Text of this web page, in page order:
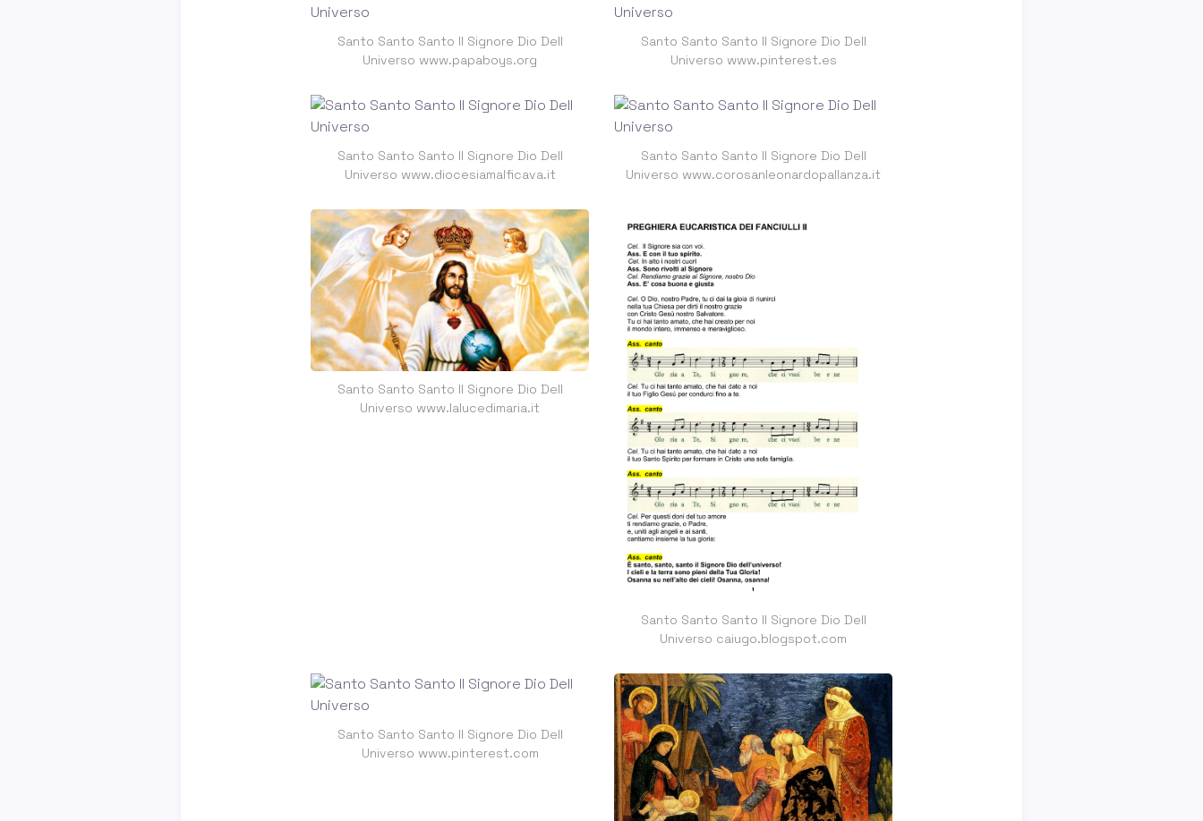
Santo Santo Santo Il Signore Dio Dell
Universo www.papaboys.org
Santo Santo Santo Il Signore Dio Dell
Universo www.pinterest.es
Santo Santo Santo Il Signore Dio Dell
Universo www.diocesiamalficava.it
Santo Santo Santo Il Signore Dio Dell
Universo www.corosanleonardopallanza.it
Santo Santo Santo Il Signore Dio Dell
Universo www.lalucedimaria.it
Santo Santo Santo Il Signore Dio Dell
Universo caiugo.blogspot.com
Santo Santo Santo Il Signore Dio Dell
Universo www.pinterest.com